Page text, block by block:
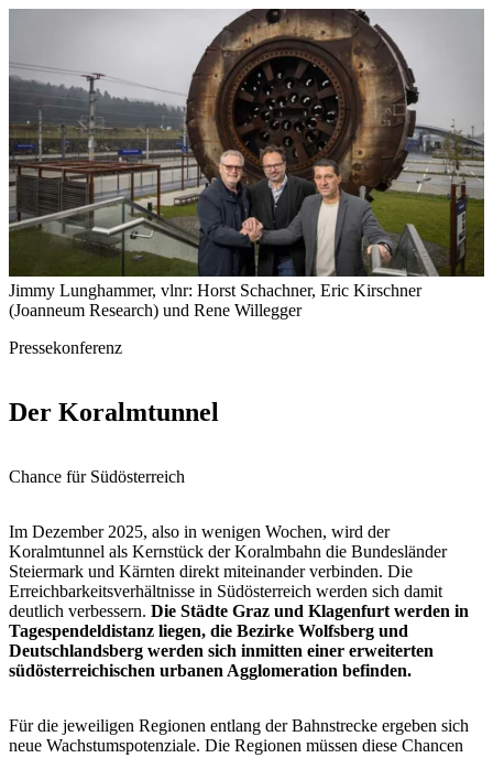
Jimmy Lunghammer, vlnr: Horst Schachner, Eric Kirschner
(Joanneum Research) und Rene Willegger
Pressekonferenz
Der Koralmtunnel
Chance für Südösterreich
Im Dezember 2025, also in wenigen Wochen, wird der
Koralmtunnel als Kernstück der Koralmbahn die Bundesländer
Steiermark und Kärnten direkt miteinander verbinden. Die
Erreichbarkeitsverhältnisse in Südösterreich werden sich damit
deutlich verbessern. Die Städte Graz und Klagenfurt werden in
Tagespendeldistanz liegen, die Bezirke Wolfsberg und
Deutschlandsberg werden sich inmitten einer erweiterten
südösterreichischen urbanen Agglomeration befinden.
Für die jeweiligen Regionen entlang der Bahnstrecke ergeben sich
neue Wachstumspotenziale. Die Regionen müssen diese Chancen